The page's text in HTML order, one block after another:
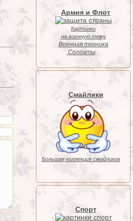
Армия и Флот
Картинки
на военную тему
Военная техника
,Солдаты
Смайлики
Большая коллекция смайликов
Спорт